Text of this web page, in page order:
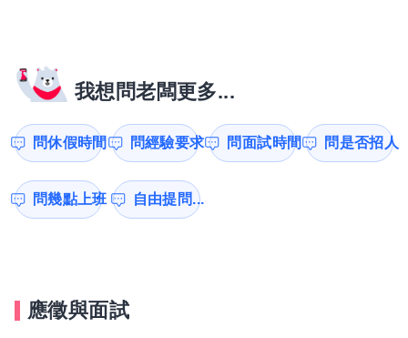
我想問老闆更多...
問休假時間 問經驗要求 問面試時間 問是否招人
問幾點上班 自由提問...
應徵與面試